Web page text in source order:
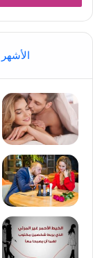
الأشهر